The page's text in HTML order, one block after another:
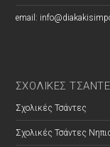
email:
ΣΧΟΛΙΚΕΣ
Σχολικές Τσάντες
Σχολικές Τσάντες